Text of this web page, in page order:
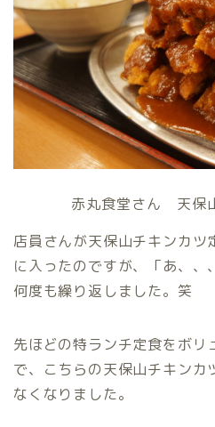
赤丸食堂さん 天保
店員さんが天保山チキンカツ
に入ったのですが、「あ、、
何度も繰り返しました。笑
先ほどの特ランチ定食をボリ
で、こちらの天保山チキンカ
なくなりました。